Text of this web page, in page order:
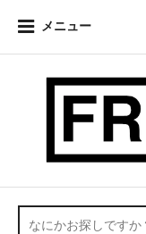
メニュー